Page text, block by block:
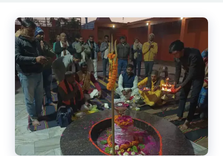
content